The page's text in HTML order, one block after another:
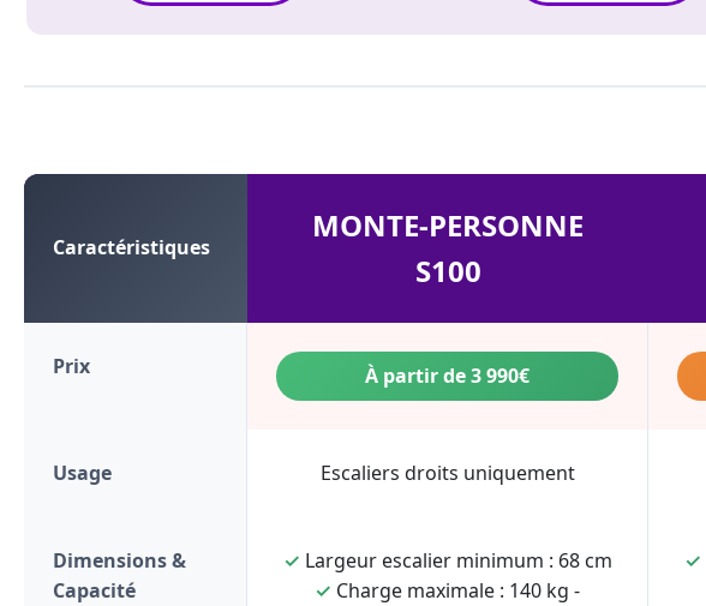
Caractéristiques
MONTE-PERSONNE
S100
Prix À partir de 3 990€
Usage Escaliers droits uniquement
Dimensions &
Capacité
✓ Largeur escalier minimum : 68 cm
✓ Charge maximale : 140 kg -
✓